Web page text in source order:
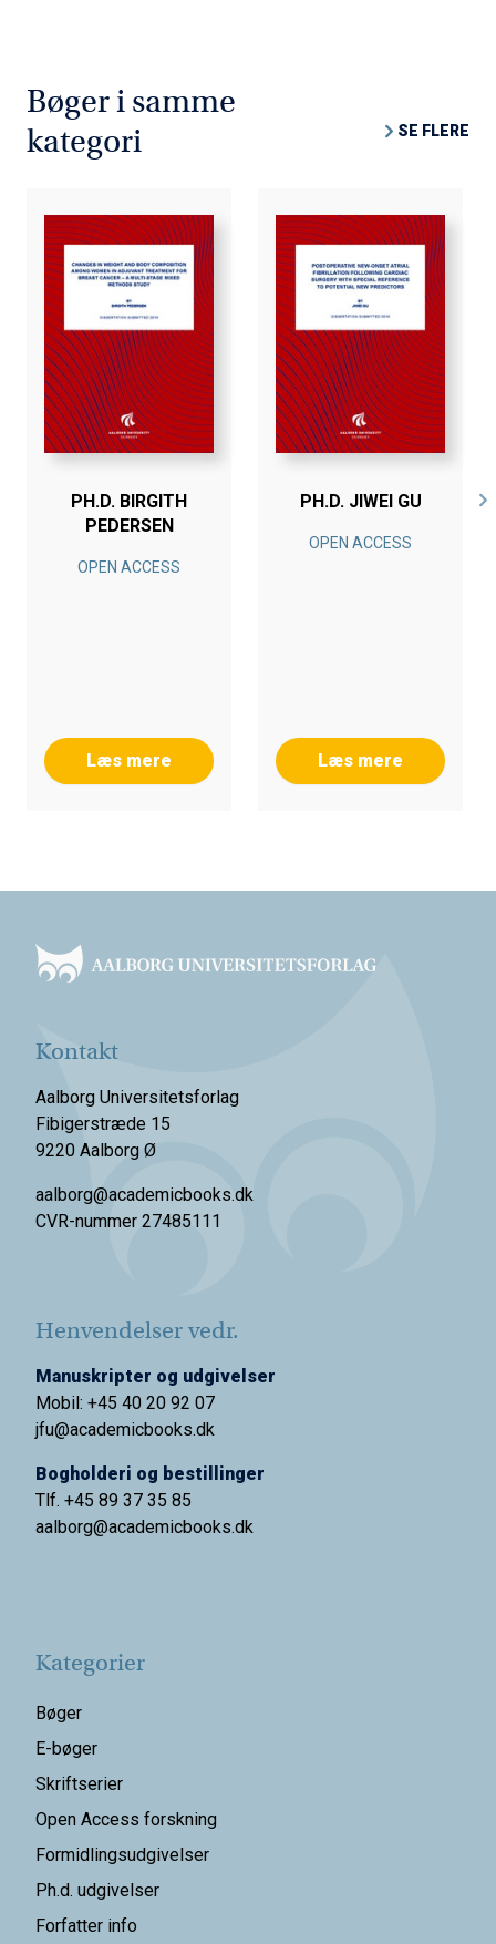
Bøger i samme
kategori
SE FLERE
PH.D. BIRGITH
PEDERSEN
OPEN ACCESS
Læs mere
PH.D. JIWEI GU
OPEN ACCESS
Læs mere
Kontakt
Aalborg Universitetsforlag
Fibigerstræde 15
9220 Aalborg Ø
aalborg@academicbooks.dk
CVR-nummer 27485111
Henvendelser vedr.
Manuskripter og udgivelser
Mobil: +45 40 20 92 07
jfu@academicbooks.dk
Bogholderi og bestillinger
Tlf. +45 89 37 35 85
aalborg@academicbooks.dk
Kategorier
Bøger
E-bøger
Skriftserier
Open Access forskning
Formidlingsudgivelser
Ph.d. udgivelser
Forfatter info